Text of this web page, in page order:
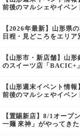
前後のマルシェやイベン
【2026年最新】山形県
日程・見どころをエリ
【山形市・新店舗】山
のスイーツ店「BACIC+
【山形週末イベント情
前後のマルシェやイベン
【置賜新店】8/1オープ
一麺 來神」がやってき